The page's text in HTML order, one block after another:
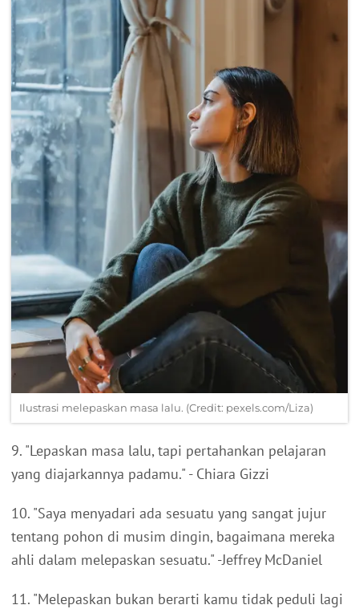
Ilustrasi melepaskan masa lalu. (Credit: pexels.com/Liza)
9. "Lepaskan masa lalu, tapi pertahankan pelajaran
yang diajarkannya padamu." - Chiara Gizzi
10. "Saya menyadari ada sesuatu yang sangat jujur ​​
tentang pohon di musim dingin, bagaimana mereka
ahli dalam melepaskan sesuatu." -Jeffrey McDaniel
11. "Melepaskan bukan berarti kamu tidak peduli lagi